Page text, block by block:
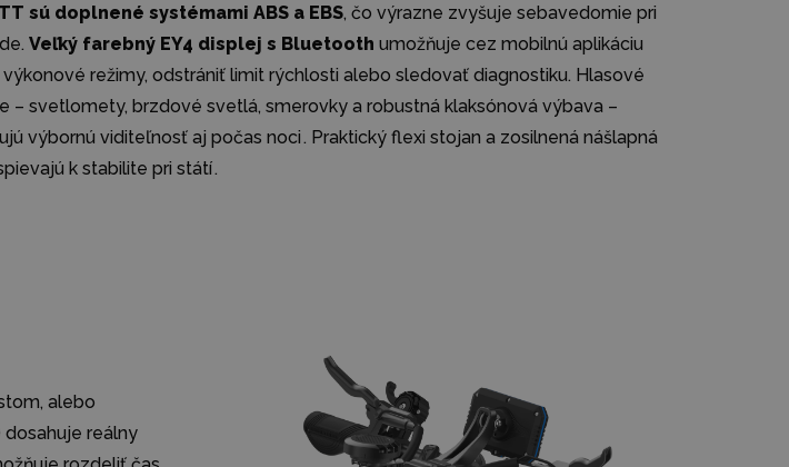
sú doplnené systémami ABS a EBS, čo výrazne zvyšuje sebavedomie pri
Veľký farebný EY4 displej s Bluetooth umožňuje cez mobilnú aplikáciu
režimy, odstrániť limit rýchlosti alebo sledovať diagnostiku. Hlasové
– svetlomety, brzdové svetlá, smerovky a robustná klaksónová výbava –
výbornú viditeľnosť aj počas noci . Praktický flexi stojan a zosilnená nášlapná
k stabilite pri státí .
alebo
dosahuje reálny